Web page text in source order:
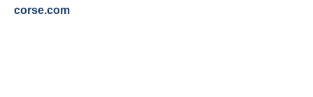
corse.com